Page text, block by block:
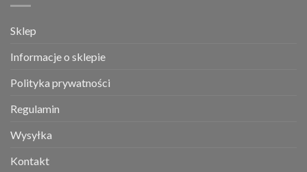
Sklep
Informacje o sklepie
Polityka prywatności
Regulamin
Wysyłka
Kontakt